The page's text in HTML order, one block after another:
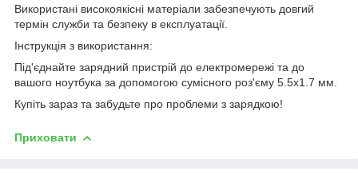
Використані високоякісні матеріали забезпечують довгий
термін служби та безпеку в експлуатації.
Інструкція з використання:
Під'єднайте зарядний пристрій до електромережі та до
вашого ноутбука за допомогою сумісного роз'єму 5.5x1.7 мм.
Купіть зараз та забудьте про проблеми з зарядкою!
Приховати